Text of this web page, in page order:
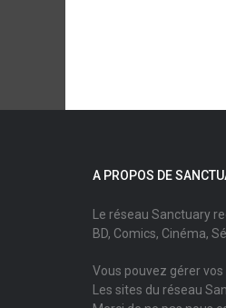
A PROPOS DE
Le réseau Sanctuary
BD, Comics, Cinéma,
Vous pouvez gérer
Les sites du réseau